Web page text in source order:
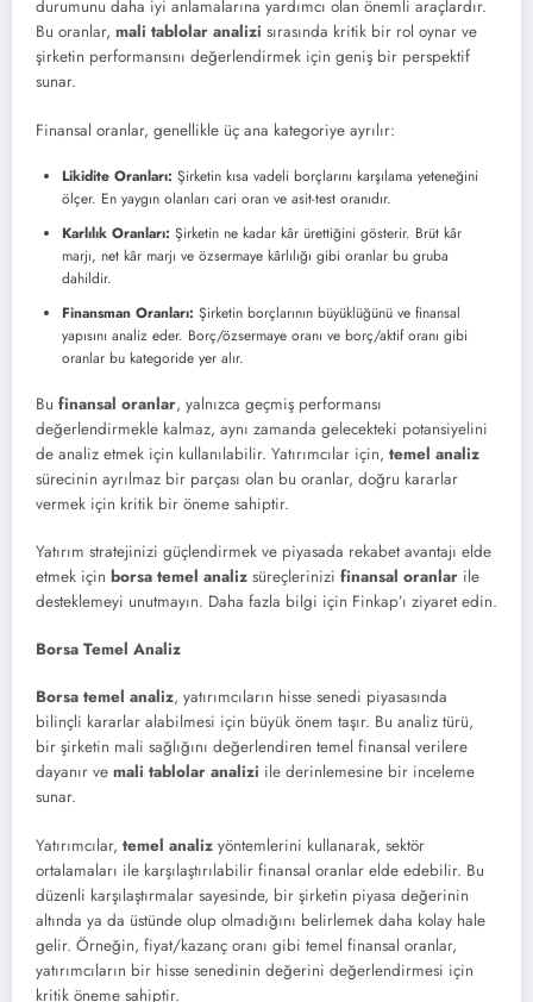
durumunu daha iyi anlamalarına yardımcı olan önemli araçlardır.
Bu oranlar, mali tablolar analizi sırasında kritik bir rol oynar ve
şirketin performansını değerlendirmek için geniş bir perspektif
sunar.
Finansal oranlar, genellikle üç ana kategoriye ayrılır:
Likidite Oranları: Şirketin kısa vadeli borçlarını karşılama yeteneğini
ölçer. En yaygın olanları cari oran ve asit-test oranıdır.
Karlılık Oranları: Şirketin ne kadar kâr ürettiğini gösterir. Brüt kâr
marjı, net kâr marjı ve özsermaye kârlılığı gibi oranlar bu gruba
dahildir.
Finansman Oranları: Şirketin borçlarının büyüklüğünü ve finansal
yapısını analiz eder. Borç/özsermaye oranı ve borç/aktif oranı gibi
oranlar bu kategoride yer alır.
Bu finansal oranlar, yalnızca geçmiş performansı
değerlendirmekle kalmaz, aynı zamanda gelecekteki potansiyelini
de analiz etmek için kullanılabilir. Yatırımcılar için, temel analiz
sürecinin ayrılmaz bir parçası olan bu oranlar, doğru kararlar
vermek için kritik bir öneme sahiptir.
Yatırım stratejinizi güçlendirmek ve piyasada rekabet avantajı elde
etmek için borsa temel analiz süreçlerinizi finansal oranlar ile
desteklemeyi unutmayın. Daha fazla bilgi için Finkap’ı ziyaret edin.
Borsa Temel Analiz
Borsa temel analiz, yatırımcıların hisse senedi piyasasında
bilinçli kararlar alabilmesi için büyük önem taşır. Bu analiz türü,
bir şirketin mali sağlığını değerlendiren temel finansal verilere
dayanır ve mali tablolar analizi ile derinlemesine bir inceleme
sunar.
Yatırımcılar, temel analiz yöntemlerini kullanarak, sektör
ortalamaları ile karşılaştırılabilir finansal oranlar elde edebilir. Bu
düzenli karşılaştırmalar sayesinde, bir şirketin piyasa değerinin
altında ya da üstünde olup olmadığını belirlemek daha kolay hale
gelir. Örneğin, fiyat/kazanç oranı gibi temel finansal oranlar,
yatırımcıların bir hisse senedinin değerini değerlendirmesi için
kritik öneme sahiptir.